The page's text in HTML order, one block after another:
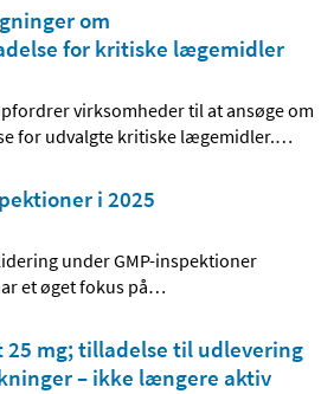
om
for kritiske lægemidler
virksomheder til at ansøge om
for udvalgte kritiske lægemidler.…
i 2025
under GMP-inspektioner
et øget fokus på…
25 mg; tilladelse til udlevering
– ikke længere aktiv